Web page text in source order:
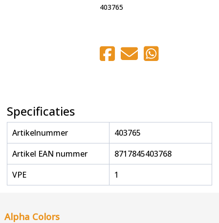
403765
Specificaties
Artikelnummer
403765
Artikel EAN nummer
8717845403768
VPE
1
Alpha Colors